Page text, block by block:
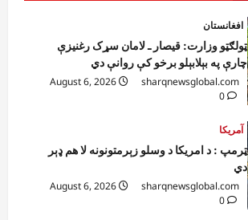
آمریکا
ټرمپ : د امریکا د وسلو زېرمتونونه لا هم ډېر
دي
sharqnewsglobal.com
0
آمریکا
ټرمپ : ایران سره خبرې د پوځي اقدام پر ځای
غوره بولي
sharqnewsglobal.com
0